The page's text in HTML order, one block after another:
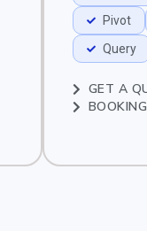
Pivot
Query
GET A